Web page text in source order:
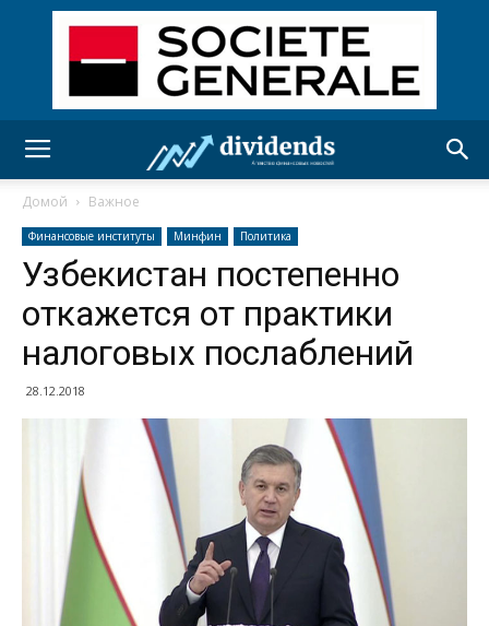
Домой Важное
Финансовые институты Минфин Политика
Узбекистан постепенно
откажется от практики
налоговых послаблений
28.12.2018